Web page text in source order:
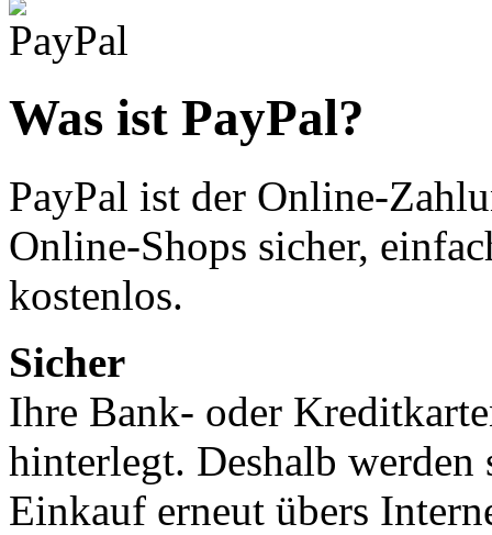
Was ist PayPal?
PayPal ist der Online-
Online-Shops sicher,
kostenlos.
Sicher
Ihre Bank- oder
hinterlegt. Deshalb
Einkauf erneut übers